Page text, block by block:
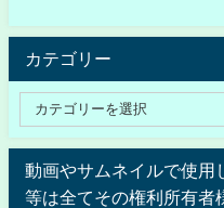
カテゴリー
動画やサムネイルで使用
等は全てその権利所有者